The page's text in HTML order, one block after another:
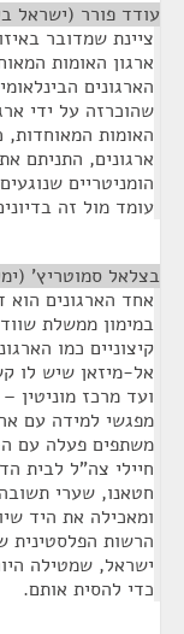
עודד פורר (ישראל
ציינת שמדובר
ארגון האומות
הארגונים
שהוכרזה על ידי
האומות
ארגונים, התניתם
הומניטריים
עומד מול זה
בצלאל סמוטריץ'
אחד הארגונים הוא
במימון ממשלת
קיצוניים כמו
אל-מיזאן שיש לו
ועד מרכז מוניטין
מפגשי למידה עם
חיילי צה"ל לבית
חטאנו, שערי
ומאכילה את היד
הרשות הפלסטינית
ישראל, שמטילה
כדי להסית אותם.